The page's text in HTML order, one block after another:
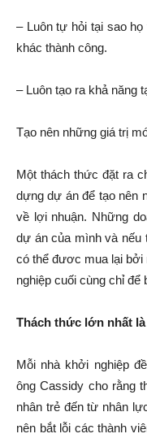
– Luôn tự hỏi tại sao
khác thành công.
– Luôn tạo ra khả năng
Tạo nên những giá trị
Một thách thức đặt ra
dựng dự án để tạo nên
về lợi nhuận. Những
dự án của mình và nếu
có thể đươc mua lại bởi
nghiệp cuối cùng chỉ để
Thách thức lớn nhất
Mỗi nhà khởi nghiệp
ông Cassidy cho rằng
nhân trẻ đến từ nhân
nên bắt lỗi các thành